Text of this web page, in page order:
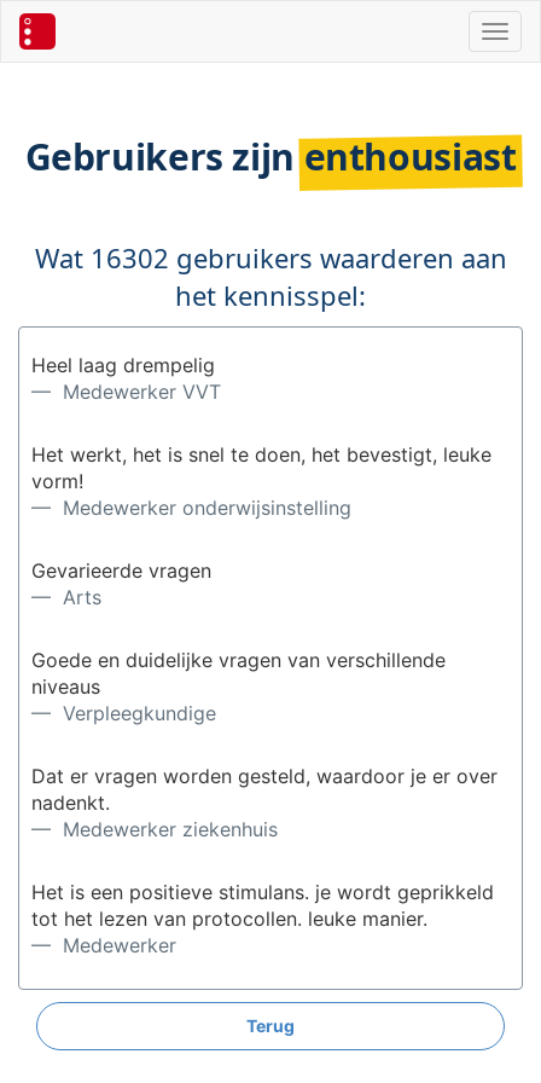
Gebruikers zijnenthousiast
Wat 16302 gebruikers waarderen aan
het kennisspel:
Heel laag drempelig
— Medewerker VVT
Het werkt, het is snel te doen, het bevestigt, leuke
vorm!
— Medewerker onderwijsinstelling
Gevarieerde vragen
— Arts
Goede en duidelijke vragen van verschillende
niveaus
— Verpleegkundige
Dat er vragen worden gesteld, waardoor je er over
nadenkt.
— Medewerker ziekenhuis
Het is een positieve stimulans. je wordt geprikkeld
tot het lezen van protocollen. leuke manier.
— Medewerker
Het spel element
— Medewerker ziekenhuis
Terug